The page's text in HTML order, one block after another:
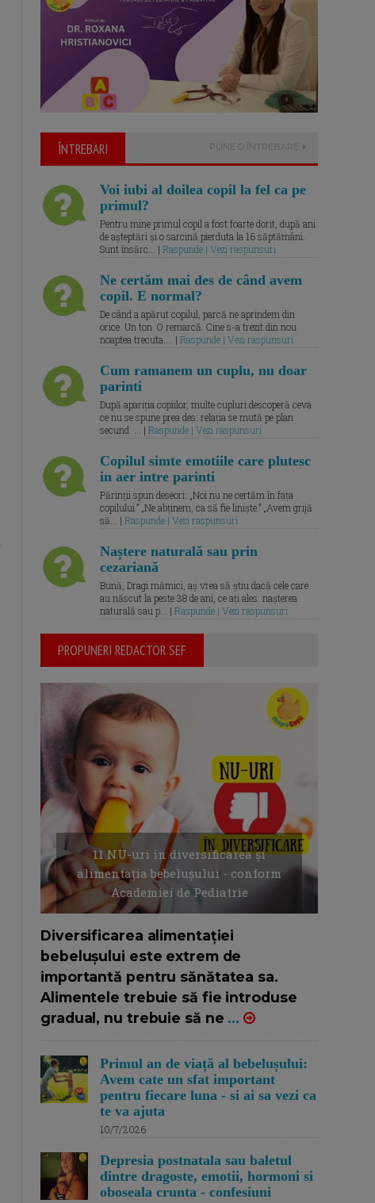
ÎNTREBARI PUNE O ÎNTREBARE
Voi iubi al doilea copil la fel ca pe
primul?
Pentru mine primul copil a fost foarte dorit, după ani
de așteptări și o sarcină pierduta la 16 săptămâni.
Sunt însărc... | Raspunde | Vezi raspunsuri
Ne certăm mai des de când avem
copil. E normal?
De când a apărut copilul, parcă ne aprindem din
orice. Un ton. O remarcă. Cine s-a trezit din nou
noaptea trecuta.... | Raspunde | Vezi raspunsuri
Cum ramanem un cuplu, nu doar
parinti
După apariția copiilor, multe cupluri descoperă ceva
ce nu se spune prea des: relația se mută pe plan
secund. ... | Raspunde | Vezi raspunsuri
Copilul simte emotiile care plutesc
in aer intre parinti
Părinții spun deseori: „Noi nu ne certăm în fața
copilului.” „Ne abținem, ca să fie liniște.” „Avem grijă
să... | Raspunde | Vezi raspunsuri
Naștere naturală sau prin
cezariană
Bună, Dragi mămici, aș vrea să știu dacă cele care
au născut la peste 38 de ani, ce ați ales: nașterea
naturală sau p... | Raspunde | Vezi raspunsuri
PROPUNERI REDACTOR SEF
11 NU-uri in diversificarea și
alimentația bebelușului - conform
Academiei de Pediatrie
Diversificarea alimentației
bebelușului este extrem de
importantă pentru sănătatea sa.
Alimentele trebuie să fie introduse
gradual, nu trebuie să ne ...
Primul an de viață al bebelușului:
Avem cate un sfat important
pentru fiecare luna - si ai sa vezi ca
te va ajuta
10/7/2026
Depresia postnatala sau baletul
dintre dragoste, emotii, hormoni si
oboseala crunta - confesiuni